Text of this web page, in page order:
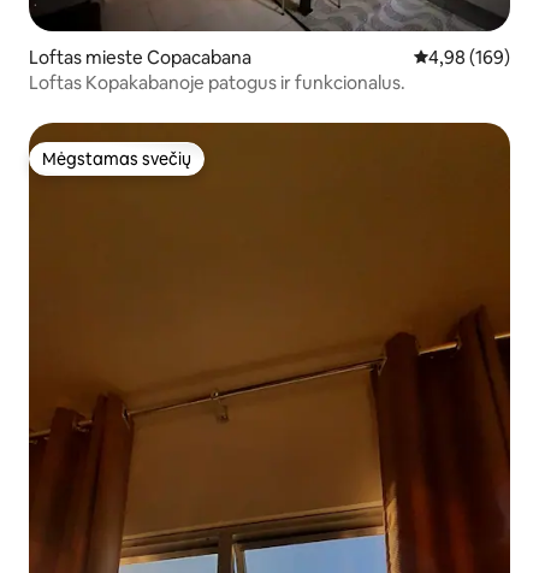
Loftas mieste Copacabana Vidutinis
4,98 (169)
Loftas Kopakabanoje patogus ir funkcionalus.
Mėgstamas svečių
Mėgstamas svečių